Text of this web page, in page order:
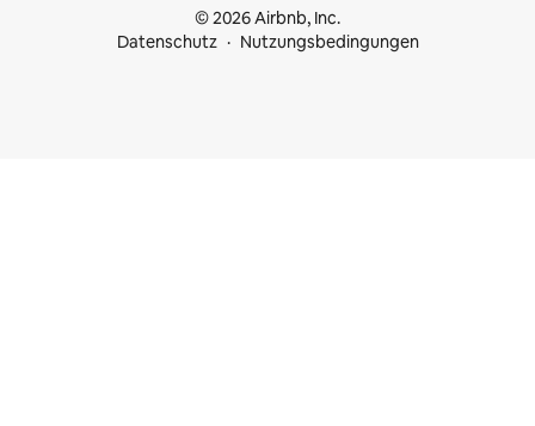
© 2026 Airbnb, Inc.
Datenschutz
Nutzungsbedingungen